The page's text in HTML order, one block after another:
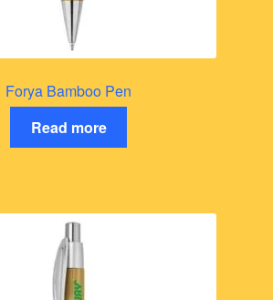
Forya Bamboo Pen
Read more